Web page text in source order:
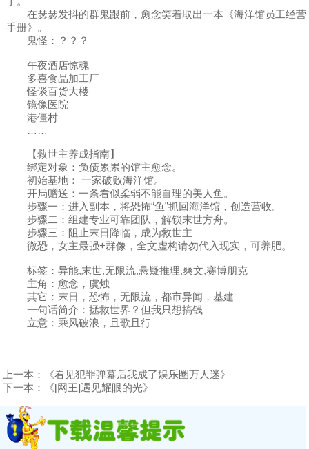
在瑟瑟发抖的群鬼跟前，愈念笑着取出一本《海洋馆员工经营
手册》。
鬼怪：？？？
——
午夜酒店惊魂
多喜食品加工厂
怪谈百货大楼
镜像医院
港僵村
……
——
【救世主养成指南】
绑定对象：负债累累的馆主愈念。
初始基地： 一家破败海洋馆。
开局赠送：一条看似柔弱不能自理的美人鱼。
步骤一：进入副本，将恐怖“鱼”抓回海洋馆，创造营收。
步骤二：组建专业可靠团队，解锁末世方舟。
步骤三：阻止末日降临，成为救世主
微恐，女主最强+群像，全文虚构请勿代入现实，可养肥。
标签：异能,末世,无限流,悬疑推理,爽文,赛博朋克
主角：愈念，虞烛
其它：末日，恐怖，无限流，都市异闻，基建
一句话简介：拯救世界？但我只想搞钱
立意：乘风破浪，且歌且行
上一本：
《看见犯罪弹幕后我成了娱乐圈万人迷》
下一本：
《[网王]遇见耀眼的光》